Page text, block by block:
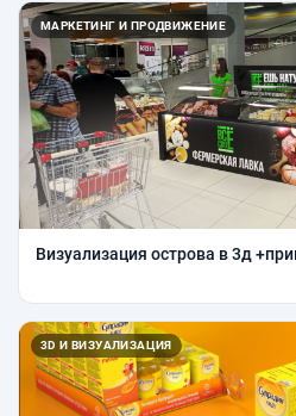
МАРКЕТИНГ И ПРОДВИЖЕНИЕ
Визуализация острова в 3д
3D И ВИЗУАЛИЗАЦИЯ